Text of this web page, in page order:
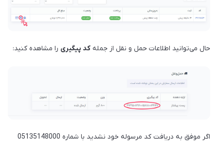
حال می‌توانید اطلاعات حمل و نقل از جمله کد پیگیری را مشاهده کنید:
اگر موفق به دریافت کد مرسوله خود نشدید با شماره 05135148000